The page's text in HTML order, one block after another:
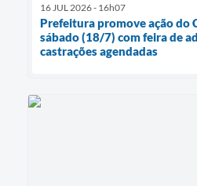
16 JUL 2026 - 16h07
Prefeitura promove ação do
sábado (18/7) com feira de
castrações agendadas